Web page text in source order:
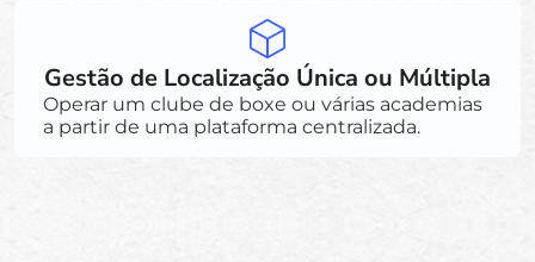
Gestão de Localização Única ou Múltipla
Operar um clube de boxe ou várias academias
a partir de uma plataforma centralizada.